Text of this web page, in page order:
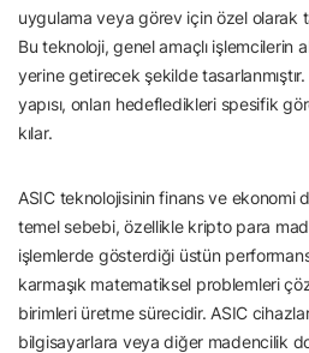
uygulama veya görev için özel olarak
Bu teknoloji, genel amaçlı işlemcilerin
yerine getirecek şekilde
yapısı, onları hedefledikleri spesifik
kılar.
ASIC teknolojisinin finans ve ekonomi
temel sebebi, özellikle kripto para
işlemlerde gösterdiği üstün
karmaşık matematiksel problemleri
birimleri üretme sürecidir. ASIC
bilgisayarlara veya diğer madencilik